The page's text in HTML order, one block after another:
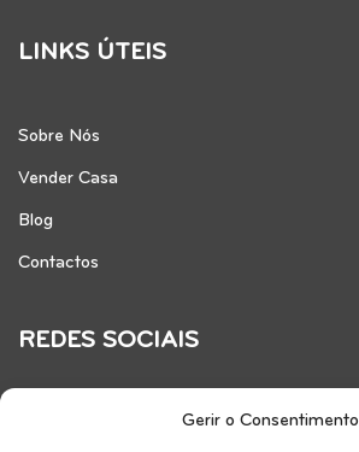
Gerir o Consentimento
LINKS ÚTEIS
Sobre Nós
Vender Casa
Blog
Contactos
REDES SOCIAIS